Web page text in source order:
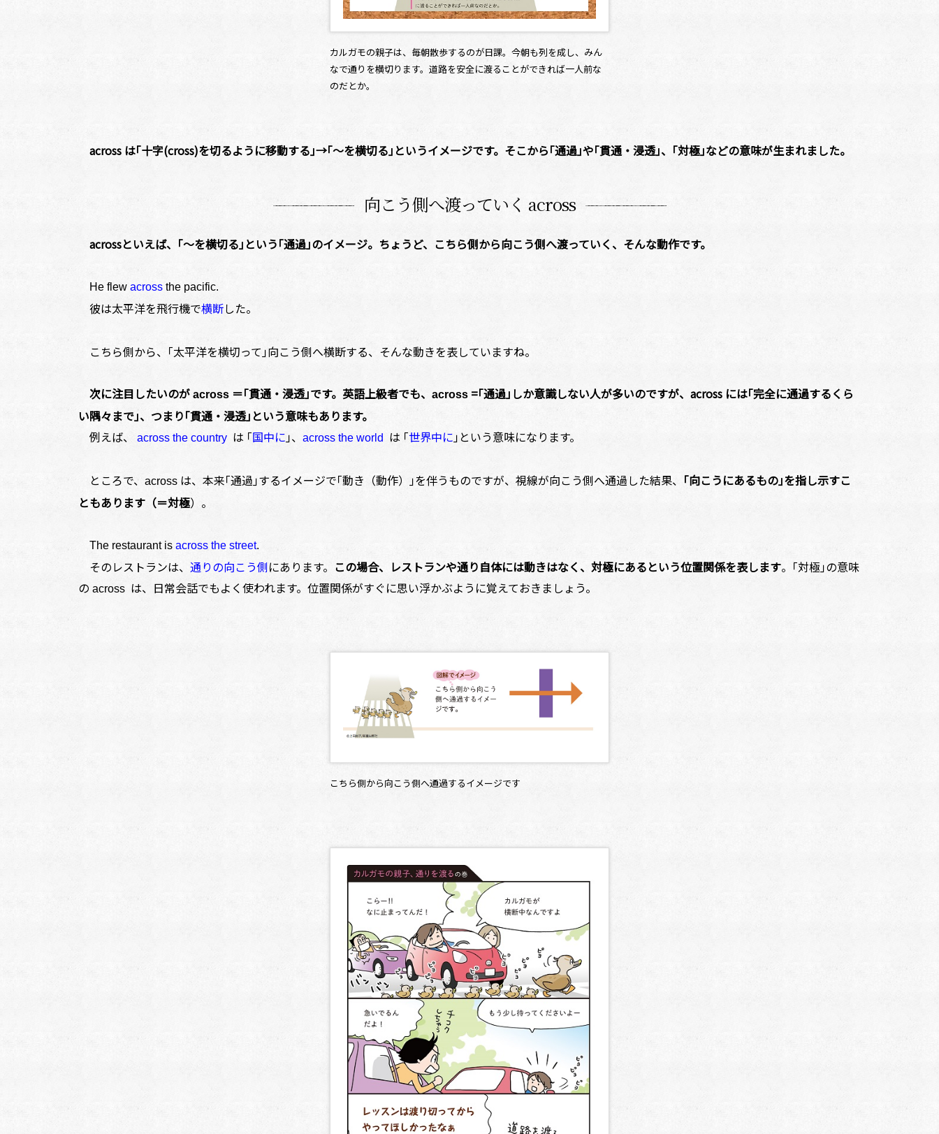
カルガモの親子は、毎朝散歩するのが日課。今朝も列を成し、みん
なで通りを横切ります。道路を安全に渡ることができれば一人前な
のだとか。
across は｢十字(cross)を切るように移動する｣→｢～を横切る｣というイメージです。そこから｢通過｣や｢貫通・浸透｣、｢対極｣などの意味が生まれました。
向こう側へ渡っていく across
acrossといえば、｢～を横切る｣という｢通過｣のイメージ。ちょうど、こちら側から向こう側へ渡っていく、そんな動作です。
He flew across the pacific.
彼は太平洋を飛行機で横断した。
こちら側から、｢太平洋を横切って｣向こう側へ横断する、そんな動きを表していますね。
次に注目したいのが across ＝｢貫通・浸透｣です。英語上級者でも、 across =｢通過｣しか意識しない人が多いのですが、across には｢完全に通過するくら
い隅々まで｣、つまり｢貫通・浸透｣という意味もあります。
例えば、
across the country は ｢国中に ｣、 across the world は ｢世界中に ｣という意味になります。
ところで、 across は、本来｢通過｣するイメージで｢動き（動作）｣を伴うものですが、視線が向こう側へ通過した結果、 ｢向こうにあるもの｣を指し示すこ
ともあります（＝対極） 。
The restaurant is across the street.
そのレストランは、 通りの向こう側にあります。 この場合、レストランや通り自体には動きはなく、対極にあるという位置関係を表します。｢対極｣の意味
の across は、日常会話でもよく使われます。位置関係がすぐに思い浮かぶように覚えておきましょう。
こちら側から向こう側へ通過するイメージです